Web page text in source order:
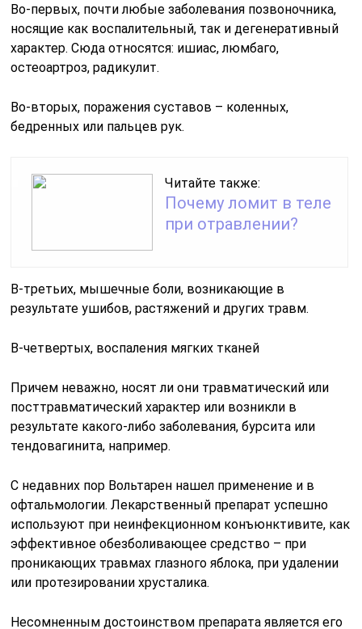
Во-первых, почти любые заболевания позвоночника,
носящие как воспалительный, так и дегенеративный
характер. Сюда относятся: ишиас, люмбаго,
остеоартроз, радикулит.
Во-вторых, поражения суставов – коленных,
бедренных или пальцев рук.
Читайте также:
Почему ломит в теле
при отравлении?
В-третьих, мышечные боли, возникающие в
результате ушибов, растяжений и других травм.
В-четвертых, воспаления мягких тканей
Причем неважно, носят ли они травматический или
посттравматический характер или возникли в
результате какого-либо заболевания, бурсита или
тендовагинита, например.
С недавних пор Вольтарен нашел применение и в
офтальмологии. Лекарственный препарат успешно
используют при неинфекционном конъюнктивите, как
эффективное обезболивающее средство – при
проникающих травмах глазного яблока, при удалении
или протезировании хрусталика.
Несомненным достоинством препарата является его